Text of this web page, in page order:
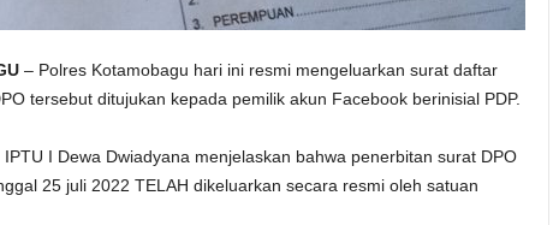
– Polres Kotamobagu hari ini resmi mengeluarkan surat daftar
tersebut ditujukan kepada pemilik akun Facebook berinisial PDP.
I Dewa Dwiadyana menjelaskan bahwa penerbitan surat DPO
25 juli 2022 TELAH dikeluarkan secara resmi oleh satuan